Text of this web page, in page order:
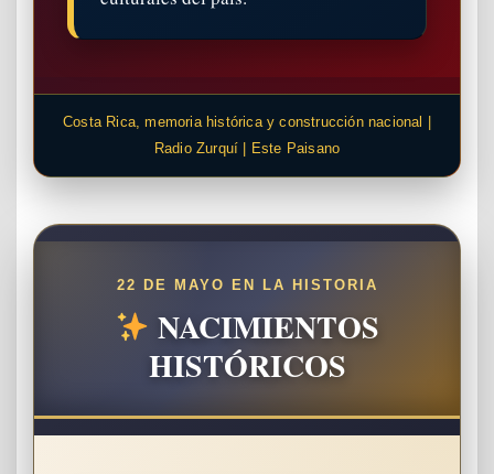
Costa Rica, memoria histórica y construcción nacional |
Radio Zurquí | Este Paisano
22 DE MAYO EN LA HISTORIA
NACIMIENTOS
HISTÓRICOS